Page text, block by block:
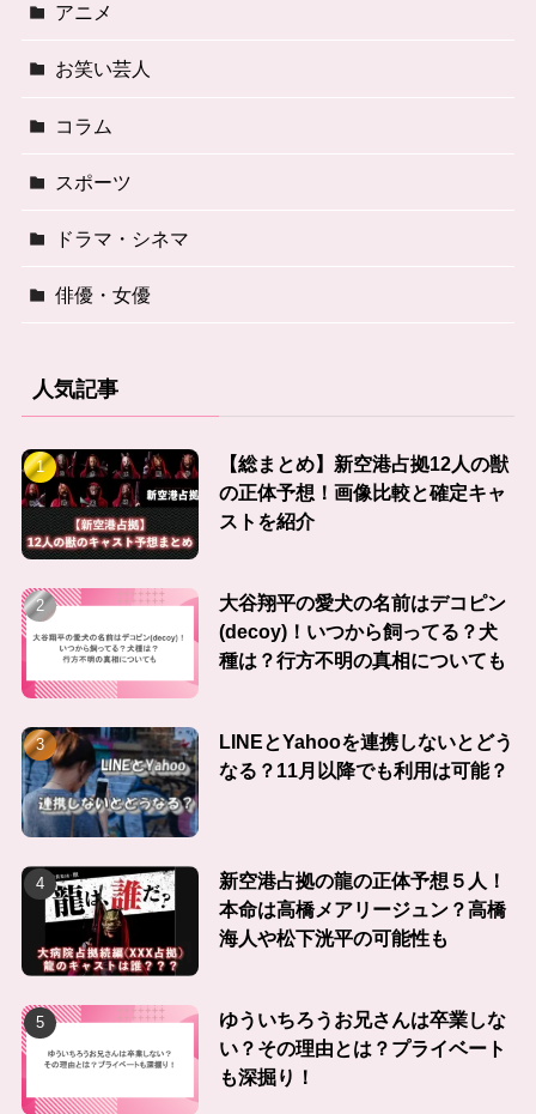
アニメ
お笑い芸人
コラム
スポーツ
ドラマ・シネマ
俳優・女優
人気記事
【総まとめ】新空港占拠12人の獣
の正体予想！画像比較と確定キャ
ストを紹介
大谷翔平の愛犬の名前はデコピン
(decoy)！いつから飼ってる？犬
種は？行方不明の真相についても
LINEとYahooを連携しないとどう
なる？11月以降でも利用は可能？
新空港占拠の龍の正体予想５人！
本命は高橋メアリージュン？高橋
海人や松下洸平の可能性も
ゆういちろうお兄さんは卒業しな
い？その理由とは？プライベート
も深掘り！